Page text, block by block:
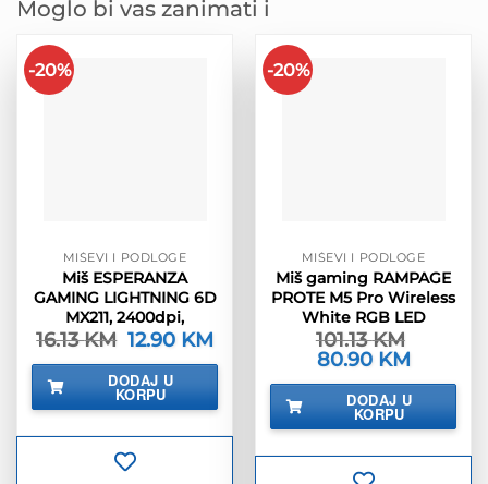
Moglo bi vas zanimati i
-20%
MIŠEVI I PODLOGE
Miš ESPERANZA
GAMING LIGHTNING 6D
MX211, 2400dpi,
16.13KM Izvorna
cijena
bila
je:
16.13 KM.
12.90 KM
je:
12.90 KM.
DODAJ U
KORPU
-20%
MIŠEVI I PODLOGE
Miš gaming RAMPAGE
PROTE M5 Pro Wireless
White RGB LED
101.13KM
Izvorna
cijena
bila
101.13 KM.
80.90 KM
je:
80.90 KM.
DODAJ U
KORPU